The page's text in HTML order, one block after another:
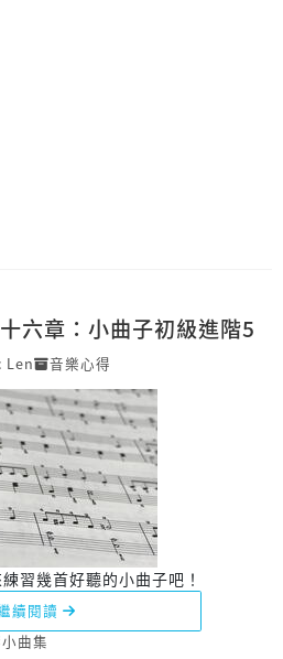
六章：小曲子初級進階5
Len 音樂心得
習幾首好聽的小曲子吧！
續閱讀
曲集